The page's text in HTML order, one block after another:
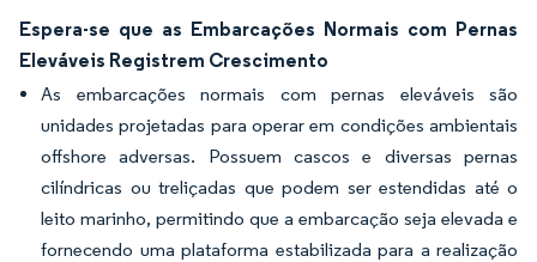
Espera-se que as Embarcações Normais com Pernas
Eleváveis Registrem Crescimento
As embarcações normais com pernas eleváveis são
unidades projetadas para operar em condições ambientais
offshore adversas. Possuem cascos e diversas pernas
cilíndricas ou treliçadas que podem ser estendidas até o
leito marinho, permitindo que a embarcação seja elevada e
fornecendo uma plataforma estabilizada para a realização